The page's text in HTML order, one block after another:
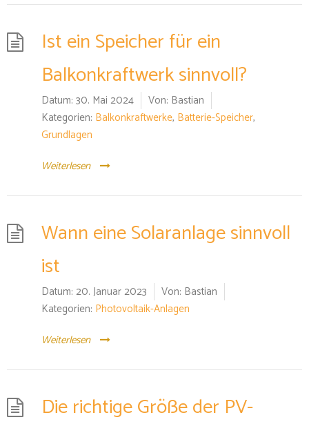
Ist ein Speicher für ein
Balkonkraftwerk sinnvoll?
Datum: 30. Mai 2024 Von: Bastian
Kategorien: Balkonkraftwerke, Batterie-Speicher,
Grundlagen
Weiterlesen
Wann eine Solaranlage sinnvoll
ist
Datum: 20. Januar 2023 Von: Bastian
Kategorien: Photovoltaik-Anlagen
Weiterlesen
Die richtige Größe der PV-